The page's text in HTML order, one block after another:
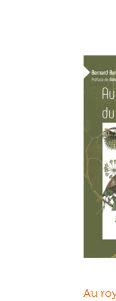
Au